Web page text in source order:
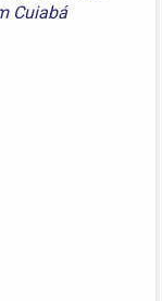
Cuiabá